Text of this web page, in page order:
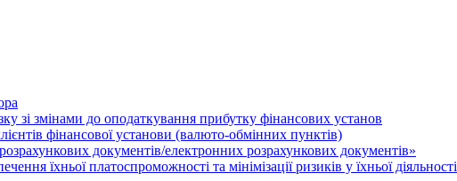
зі змінами до оподаткування прибутку фінансових установ
фінансової установи (валюто-обмінних пунктів)
документів/електронних розрахункових документів»
їхньої платоспроможності та мінімізації ризиків у їхньої діяльності